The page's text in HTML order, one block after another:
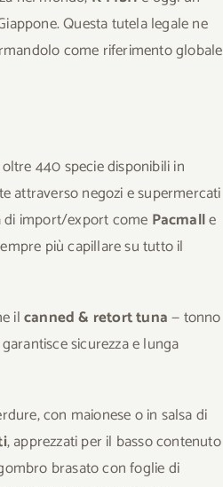
Questa tutela legale ne
come riferimento globale
440 specie disponibili in
attraverso negozi e supermercati
di import/export come Pacmalle
più capillare su tutto il
ilcanned & retort tuna— tonno
sicurezza e lunga
con maionese o in salsa di
, apprezzati per il basso contenuto
brasato con foglie di